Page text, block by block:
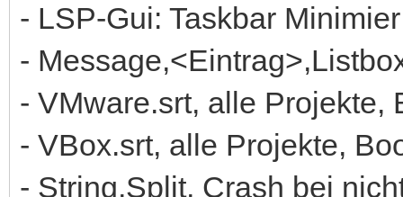
- LSP-Gui: Taskbar
-
- VMware.srt, alle Projekte,
- VBox.srt, alle Projekte,
- String,Split, Crash bei